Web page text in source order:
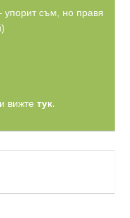
упорит съм, но правя
вижте тук.